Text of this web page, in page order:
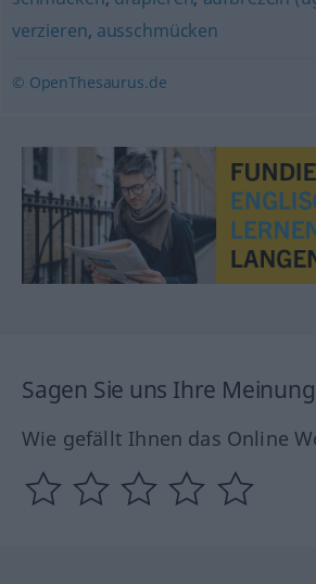
verzieren, ausschmücken
© OpenThesaurus.de
Sagen Sie uns Ihre
Wie gefällt Ihnen das Online